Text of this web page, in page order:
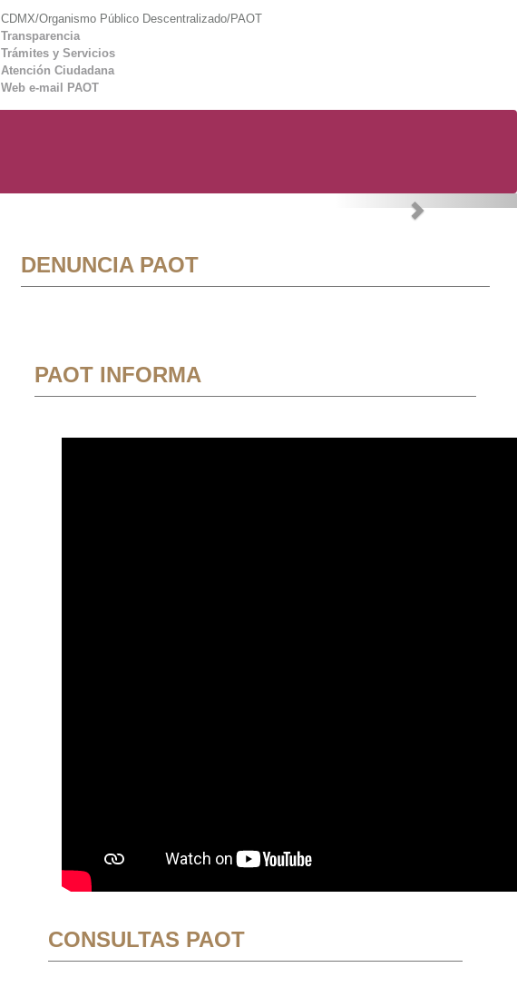
CDMX/Organismo Público Descentralizado/PAOT
Transparencia
Trámites y Servicios
Atención Ciudadana
Web e-mail PAOT
Next
DENUNCIA PAOT
PAOT INFORMA
CONSULTAS PAOT